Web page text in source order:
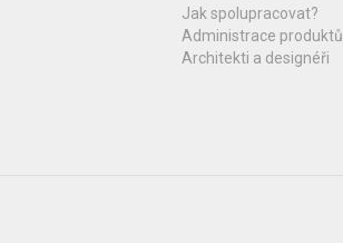
Jak spolupracovat?
Administrace produktů
Architekti a designéři